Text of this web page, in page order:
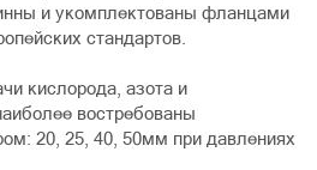
и укомплектованы фланцами
стандартов.
кислорода, азота и
востребованы
20, 25, 40, 50мм при давлениях